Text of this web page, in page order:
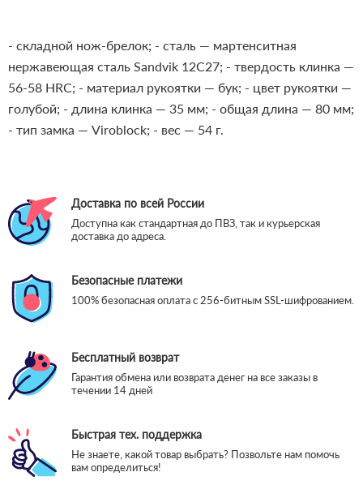
- складной нож-брелок; - сталь — мартенситная
нержавеющая сталь Sandvik 12C27; - твердость клинка —
56-58 HRC; - материал рукоятки — бук; - цвет рукоятки —
голубой; - длина клинка — 35 мм; - общая длина — 80 мм;
- тип замка — Viroblock; - вес — 54 г.
Доставка по всей России
Доступна как стандартная до ПВЗ, так и курьерская
доставка до адреса.
Безопасные платежи
100% безопасная оплата с 256-битным SSL-шифрованием.
Бесплатный возврат
Гарантия обмена или возврата денег на все заказы в
течении 14 дней
Быстрая тех. поддержка
Не знаете, какой товар выбрать? Позвольте нам помочь
вам определиться!